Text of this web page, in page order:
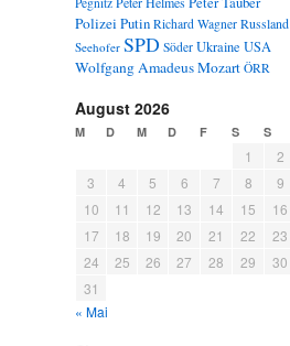
PolizeiPutin Richard Wagner Russland
Seehofer SPD Söder Ukraine USA
Wolfgang Amadeus Mozart ÖRR
August 2026
M D M D F S S
1
2
3
4 5 6 7 8
9
10
11 12 13 14 15
16
17
18 19 20 21 22
23
24
25 26 27 28 29
30
31
« Mai